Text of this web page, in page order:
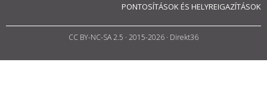
PONTOSÍTÁSOK ÉS HELYREIGAZÍTÁSOK
CC BY-NC-SA 2.5 · 2015-2026 · Direkt36